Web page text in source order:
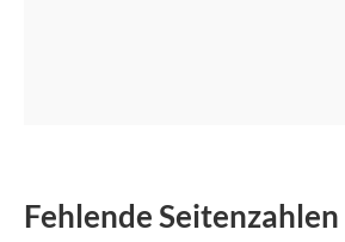
Fehlende Seitenzahlen